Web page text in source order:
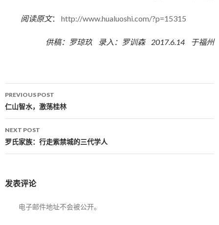
阅读原文： http://www.hualuoshi.com/?p=15315
供稿：罗琼玖 录入：罗训森 2017.6.14 于福州
Post navigation
PREVIOUS POST
仁山智水，激荡桂林
NEXT POST
罗氏家族：行走紫禁城的三代学人
发表评论
电子邮件地址不会被公开。